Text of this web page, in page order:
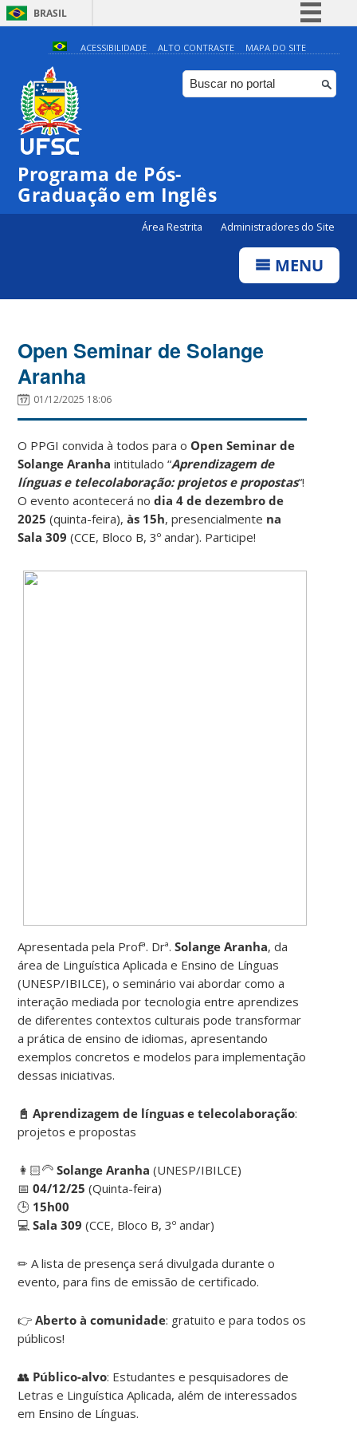
BRASIL
Simplifique!
Comunica BR
Participe
ACESSIBILIDADE ALTO CONTRASTE MAPA DO SITE
Programa de Pós-
Graduação em Inglês
Área Restrita Administradores do Site
MENU
Open Seminar de Solange
Aranha
01/12/2025 18:06
O PPGI convida à todos para o Open Seminar de
Solange Aranhaintitulado “Aprendizagem de
línguas e telecolaboração: projetos e propostas“!
O evento acontecerá nodia 4 de dezembro de
2025 (quinta-feira),às 15h, presencialmente na
Sala 309 (CCE, Bloco B, 3º andar). Participe!
Apresentada pela Profª. Drª.Solange Aranha, da
área de Linguística Aplicada e Ensino de Línguas
(UNESP/IBILCE), o seminário vai abordar como a
interação mediada por tecnologia entre aprendizes
de diferentes contextos culturais pode transformar
a prática de ensino de idiomas, apresentando
exemplos concretos e modelos para implementação
dessas iniciativas.
📓 Aprendizagem de línguas e telecolaboração:
projetos e propostas
👩🏻‍🦳 Solange Aranha (UNESP/IBILCE)
📅04/12/25 (Quinta-feira)
🕒 15h00
💻Sala 309 (CCE, Bloco B, 3º andar)
✏ A lista de presença será divulgada durante o
evento, para fins de emissão de certificado.
👉Aberto à comunidade: gratuito e para todos os
públicos!
👥 Público-alvo: Estudantes e pesquisadores de
Letras e Linguística Aplicada, além de interessados
em Ensino de Línguas.